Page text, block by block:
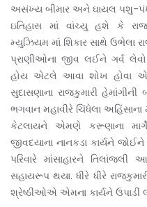
અસંખ્ય બીમાર અને ઘાયલ પશુ-
ઇતિહાસ માં વાંચ્યુ હશે કે
મ્યુઝિયમ માં શિકાર સાથે ઉભેલા
પ્રાણીઓના જીવ લઈને ગર્વ
હોય એટલે આવા શોખ હોવા એ
સુદાસણાના રાજકુમારી
ભગવાન મહાવીરે ચિંધેલા
કેટલાયને એમણે કરૂણાના
જીવદયાના નાનકડા કાર્યને
પરિવારે માંસાહારને
સહાયરૂપ થયા. ધીરે ધીરે
શ્રેષ્ઠીઓએ એમના કાર્યને ઉપાડી